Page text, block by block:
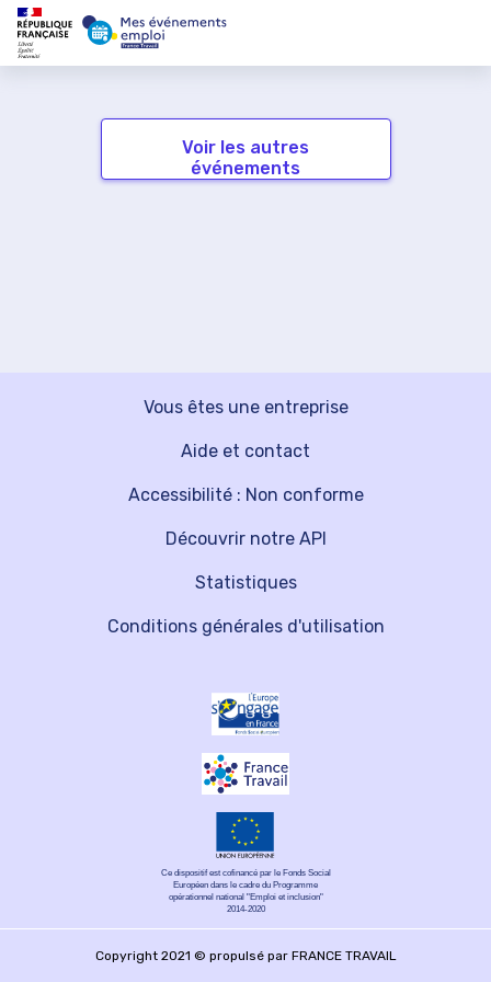
Voir les autres
événements
Vous êtes une entreprise
Découvrir notre API
Aide et contact
Statistiques
Accessibilité : Non conforme
Conditions générales d'utilisation
Ce dispositif est cofinancé par le Fonds Social
Européen dans le cadre du Programme
opérationnel national "Emploi et inclusion"
2014-2020
Copyright 2021 © propulsé par FRANCE TRAVAIL